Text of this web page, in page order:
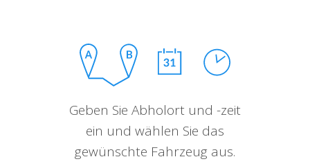
Geben Sie Abholort und -zeit
ein und wählen Sie das
gewünschte Fahrzeug aus.